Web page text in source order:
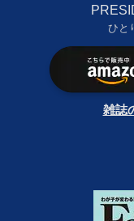
ひと
雑誌